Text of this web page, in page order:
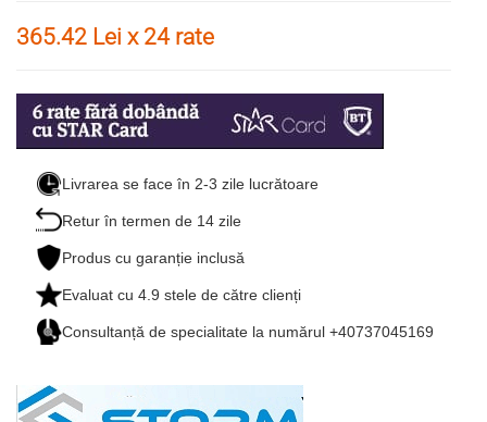
365.42 Lei x 24 rate
Livrarea se face în 2-3 zile lucrătoare
Retur în termen de 14 zile
Produs cu garanție inclusă
Evaluat cu4.9 stele de către clienți
Consultanță de specialitate la numărul +40737045169